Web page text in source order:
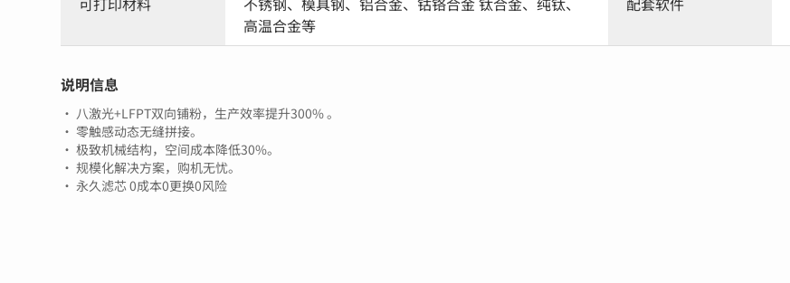
高温合金等
说明信息
· 八激光+LFPT双向铺粉，生产效率提升300% 。
· 零触感动态无缝拼接。
· 极致机械结构，空间成本降低30%。
· 规模化解决方案，购机无忧。
· 永久滤芯 0成本0更换0风险